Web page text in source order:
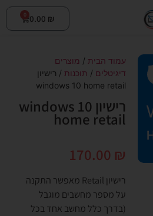
0.00 ₪
0
עמוד הבית / מוצרים
דיגיטלים / תוכנות / רישיון
windows 10 home retail
רישיון windows 10
home retail
170.00 ₪
רישיון Retail מאפשר התקנה
על מספר מחשבים מוגבל
(בדרך כלל מחשב אחד בכל